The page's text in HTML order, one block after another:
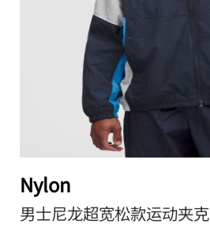
Nylon
男士尼龙超宽松款运动夹克